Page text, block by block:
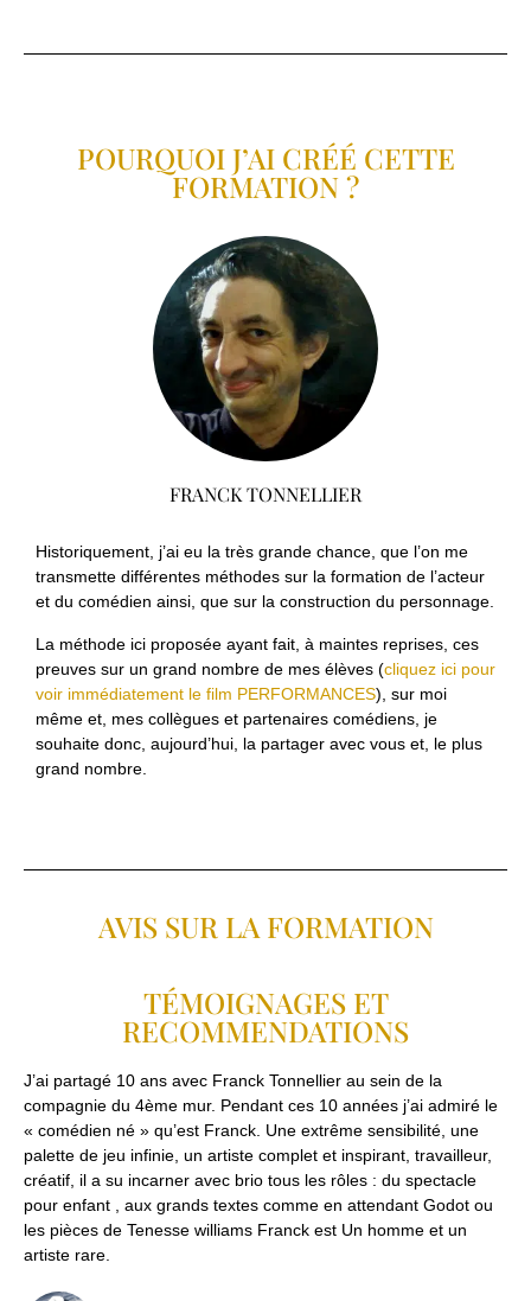
POURQUOI J’AI CRÉÉ CETTE
FORMATION ?
FRANCK TONNELLIER
Historiquement, j’ai eu la très grande chance, que l’on me
transmette différentes méthodes sur la formation de l’acteur
et du comédien ainsi, que sur la construction du personnage.
La méthode ici proposée ayant fait, à maintes reprises, ces
preuves sur un grand nombre de mes élèves (cliquez ici pour
voir immédiatement le film PERFORMANCES), sur moi
même et, mes collègues et partenaires comédiens, je
souhaite donc, aujourd’hui, la partager avec vous et, le plus
grand nombre.
AVIS SUR LA FORMATION
TÉMOIGNAGES ET
RECOMMENDATIONS
J’ai partagé 10 ans avec Franck Tonnellier au sein de la
compagnie du 4ème mur. Pendant ces 10 années j’ai admiré le
« comédien né » qu’est Franck. Une extrême sensibilité, une
palette de jeu infinie, un artiste complet et inspirant, travailleur,
créatif, il a su incarner avec brio tous les rôles : du spectacle
pour enfant , aux grands textes comme en attendant Godot ou
les pièces de Tenesse williams Franck est Un homme et un
artiste rare.